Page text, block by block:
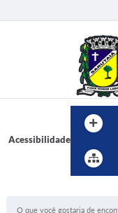
Acessibilidade